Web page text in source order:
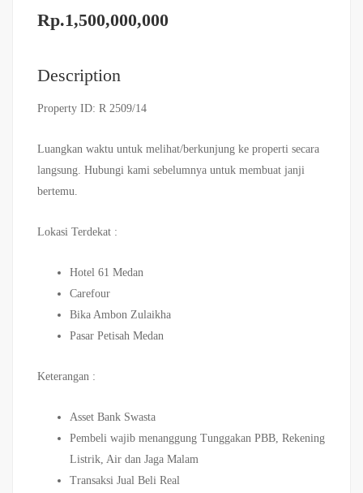
Rp.1,500,000,000
Description
Property ID: R 2509/14
Luangkan waktu untuk melihat/berkunjung ke properti secara
langsung. Hubungi kami sebelumnya untuk membuat janji
bertemu.
Lokasi Terdekat :
Hotel 61 Medan
Carefour
Bika Ambon Zulaikha
Pasar Petisah Medan
Keterangan :
Asset Bank Swasta
Pembeli wajib menanggung Tunggakan PBB, Rekening
Listrik, Air dan Jaga Malam
Transaksi Jual Beli Real